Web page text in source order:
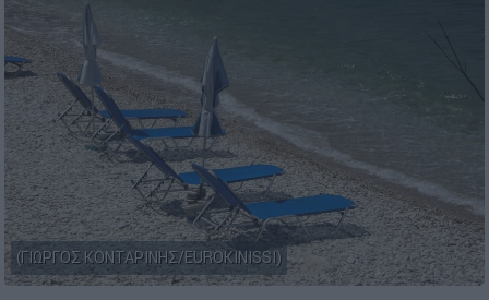
(ΓΙΩΡΓΟΣ ΚΟΝΤΑΡΙΝΗΣ/EUROKINISSI)